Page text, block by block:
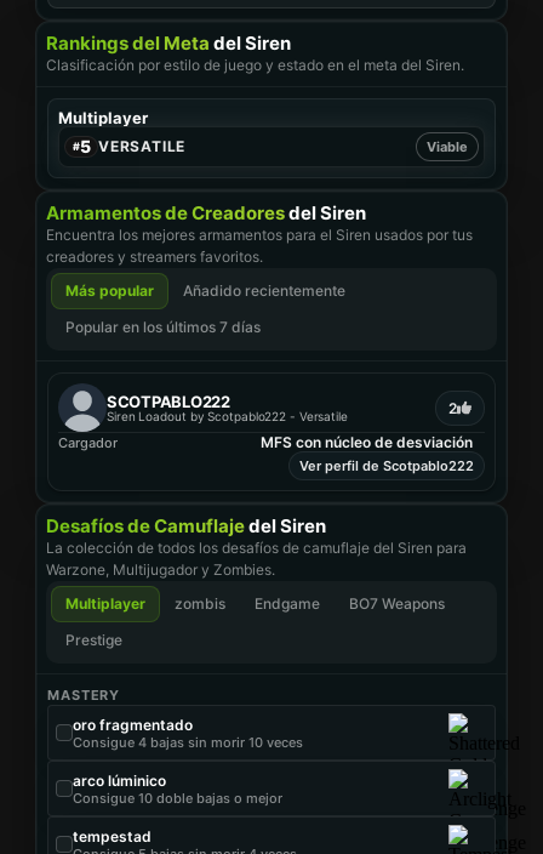
Rankings del Meta del Siren
Clasificación por estilo de juego y estado en el meta del Siren.
Multiplayer
#5 VERSATILE Viable
Armamentos de Creadoresdel Siren
Encuentra los mejores armamentos para el Siren usados por tus
creadores y streamers favoritos.
Más popular
Añadido recientemente
Popular en los últimos 7 días
SCOTPABLO222
Siren Loadout by Scotpablo222 - Versatile 2
Cargador MFS con núcleo de desviación
Ver perfil de Scotpablo222
Desafíos de Camuflajedel Siren
La colección de todos los desafíos de camuflaje del Siren para
Warzone, Multijugador y Zombies.
Multiplayer
zombis Endgame
BO7 Weapons
Prestige
MASTERY
oro fragmentado
Consigue 4 bajas sin morir 10 veces
arco lúminico
Consigue 10 doble bajas o mejor
tempestad